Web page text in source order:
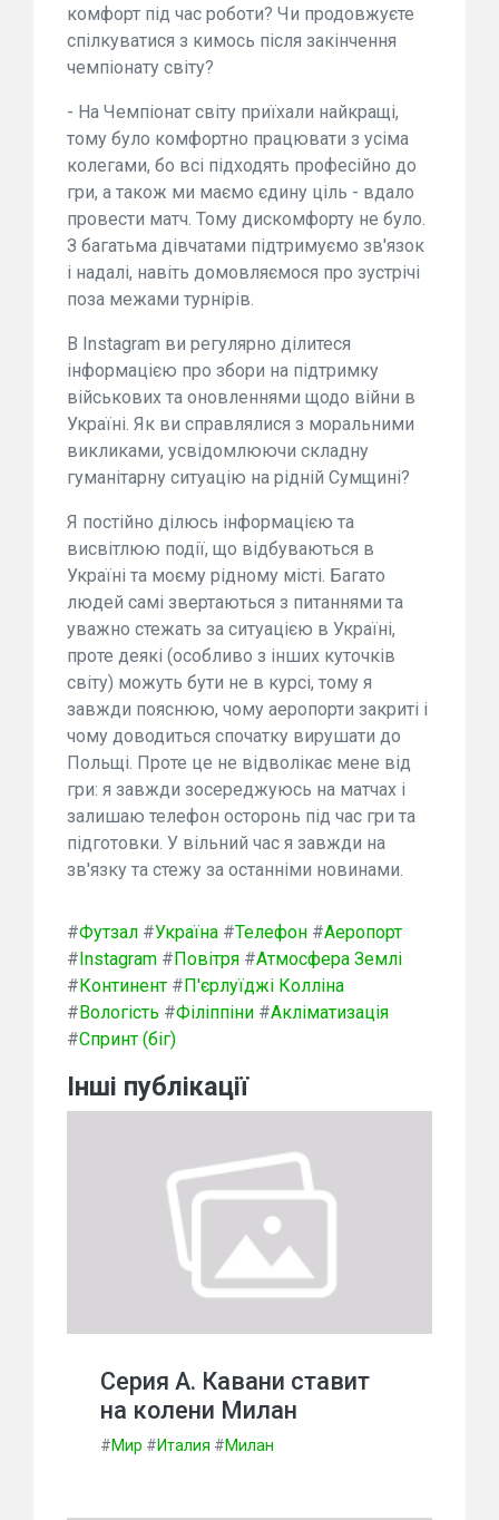
комфорт під час роботи? Чи продовжуєте
спілкуватися з кимось після закінчення
чемпіонату світу?
- На Чемпіонат світу приїхали найкращі,
тому було комфортно працювати з усіма
колегами, бо всі підходять професійно до
гри, а також ми маємо єдину ціль - вдало
провести матч. Тому дискомфорту не було.
З багатьма дівчатами підтримуємо зв'язок
і надалі, навіть домовляємося про зустрічі
поза межами турнірів.
В Instagram ви регулярно ділитеся
інформацією про збори на підтримку
військових та оновленнями щодо війни в
Україні. Як ви справлялися з моральними
викликами, усвідомлюючи складну
гуманітарну ситуацію на рідній Сумщині?
Я постійно ділюсь інформацією та
висвітлюю події, що відбуваються в
Україні та моєму рідному місті. Багато
людей самі звертаються з питаннями та
уважно стежать за ситуацією в Україні,
проте деякі (особливо з інших куточків
світу) можуть бути не в курсі, тому я
завжди пояснюю, чому аеропорти закриті і
чому доводиться спочатку вирушати до
Польщі. Проте це не відволікає мене від
гри: я завжди зосереджуюсь на матчах і
залишаю телефон осторонь під час гри та
підготовки. У вільний час я завжди на
зв'язку та стежу за останніми новинами.
#Футзал #Україна #Телефон #Аеропорт
#Instagram #Повітря #Атмосфера Землі
#Континент #П'єрлуїджі Колліна
#Вологість #Філіппіни #Акліматизація
#Спринт (біг)
Інші публікації
Серия А. Кавани ставит
на колени Милан
#Мир #Италия #Милан